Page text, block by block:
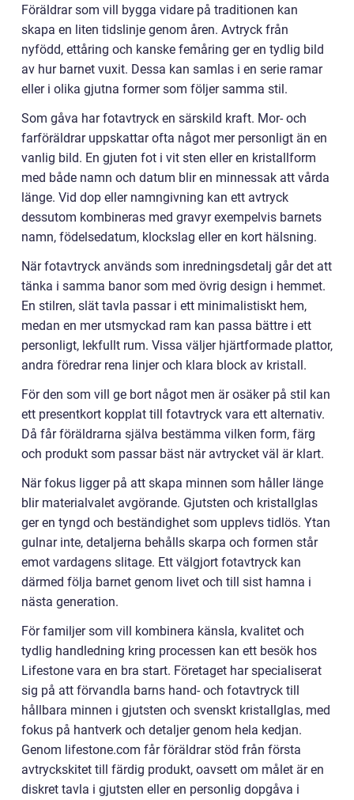
Föräldrar som vill bygga vidare på traditionen kan
skapa en liten tidslinje genom åren. Avtryck från
nyfödd, ettåring och kanske femåring ger en tydlig bild
av hur barnet vuxit. Dessa kan samlas i en serie ramar
eller i olika gjutna former som följer samma stil.
Som gåva har fotavtryck en särskild kraft. Mor- och
farföräldrar uppskattar ofta något mer personligt än en
vanlig bild. En gjuten fot i vit sten eller en kristallform
med både namn och datum blir en minnessak att vårda
länge. Vid dop eller namngivning kan ett avtryck
dessutom kombineras med gravyr exempelvis barnets
namn, födelsedatum, klockslag eller en kort hälsning.
När fotavtryck används som inredningsdetalj går det att
tänka i samma banor som med övrig design i hemmet.
En stilren, slät tavla passar i ett minimalistiskt hem,
medan en mer utsmyckad ram kan passa bättre i ett
personligt, lekfullt rum. Vissa väljer hjärtformade plattor,
andra föredrar rena linjer och klara block av kristall.
För den som vill ge bort något men är osäker på stil kan
ett presentkort kopplat till fotavtryck vara ett alternativ.
Då får föräldrarna själva bestämma vilken form, färg
och produkt som passar bäst när avtrycket väl är klart.
När fokus ligger på att skapa minnen som håller länge
blir materialvalet avgörande. Gjutsten och kristallglas
ger en tyngd och beständighet som upplevs tidlös. Ytan
gulnar inte, detaljerna behålls skarpa och formen står
emot vardagens slitage. Ett välgjort fotavtryck kan
därmed följa barnet genom livet och till sist hamna i
nästa generation.
För familjer som vill kombinera känsla, kvalitet och
tydlig handledning kring processen kan ett besök hos
Lifestone vara en bra start. Företaget har specialiserat
sig på att förvandla barns hand- och fotavtryck till
hållbara minnen i gjutsten och svenskt kristallglas, med
fokus på hantverk och detaljer genom hela kedjan.
Genom lifestone.com får föräldrar stöd från första
avtryckskitet till färdig produkt, oavsett om målet är en
diskret tavla i gjutsten eller en personlig dopgåva i